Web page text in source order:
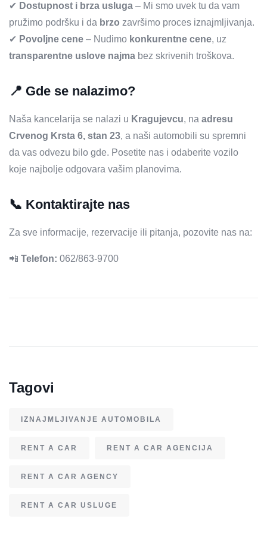
✔ Dostupnost i brza usluga – Mi smo uvek tu da vam
pružimo podršku i da brzo završimo proces iznajmljivanja.
✔ Povoljne cene – Nudimo konkurentne cene, uz
transparentne uslove najma bez skrivenih troškova.
📍 Gde se nalazimo?
Naša kancelarija se nalazi u Kragujevcu, na adresu
Crvenog Krsta 6, stan 23, a naši automobili su spremni
da vas odvezu bilo gde. Posetite nas i odaberite vozilo
koje najbolje odgovara vašim planovima.
📞 Kontaktirajte nas
Za sve informacije, rezervacije ili pitanja, pozovite nas na:
📲 Telefon: 062/863-9700
Tagovi
IZNAJMLJIVANJE AUTOMOBILA
RENT A CAR RENT A CAR AGENCIJA
RENT A CAR AGENCY
RENT A CAR USLUGE